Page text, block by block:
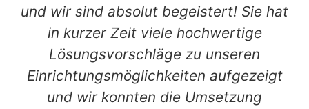
und wir sind absolut begeistert! Sie hat
in kurzer Zeit viele hochwertige
Lösungsvorschläge zu unseren
Einrichtungsmöglichkeiten aufgezeigt
und wir konnten die Umsetzung